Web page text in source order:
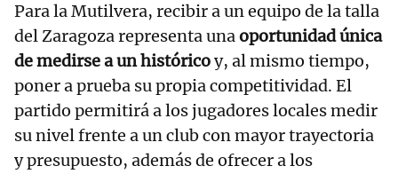
Para la Mutilvera, recibir a un equipo de la talla
del Zaragoza representa unaoportunidad única
de medirse a un históricoy, al mismo tiempo,
poner a prueba su propia competitividad. El
partido permitirá a los jugadores locales medir
su nivel frente a un club con mayor trayectoria
y presupuesto, además de ofrecer a los